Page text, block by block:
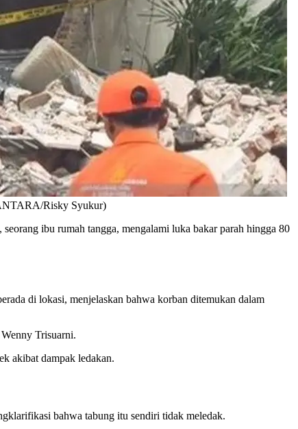
Risky Syukur)
ibu rumah tangga, mengalami luka bakar parah hingga 80
di lokasi, menjelaskan bahwa korban ditemukan dalam
Trisuarni.
akibat dampak ledakan.
bahwa tabung itu sendiri tidak meledak.